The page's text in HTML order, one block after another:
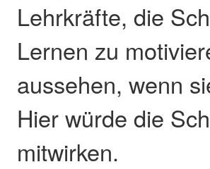
Lehrkräfte, die
Lernen zu
aussehen, wenn
Hier würde die
mitwirken.